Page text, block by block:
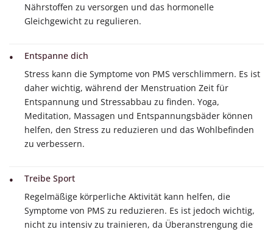
Nährstoffen zu versorgen und das hormonelle
Gleichgewicht zu regulieren.
Entspanne dich
Stress kann die Symptome von PMS verschlimmern. Es ist
daher wichtig, während der Menstruation Zeit für
Entspannung und Stressabbau zu finden. Yoga,
Meditation, Massagen und Entspannungsbäder können
helfen, den Stress zu reduzieren und das Wohlbefinden
zu verbessern.
Treibe Sport
Regelmäßige körperliche Aktivität kann helfen, die
Symptome von PMS zu reduzieren. Es ist jedoch wichtig,
nicht zu intensiv zu trainieren, da Überanstrengung die